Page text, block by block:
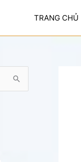
TRANG CHỦ